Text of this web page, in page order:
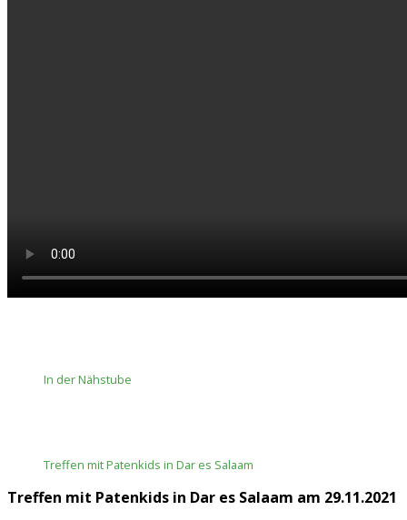
In der Nähstube
Treffen mit Patenkids in Dar es Salaam
Treffen mit Patenkids in Dar es Salaam am 29.11.2021